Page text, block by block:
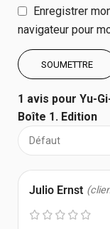
1 avis pour Yu-
Boîte 1. Edition
Julio Ernst
Enregistrer
navigateur pour